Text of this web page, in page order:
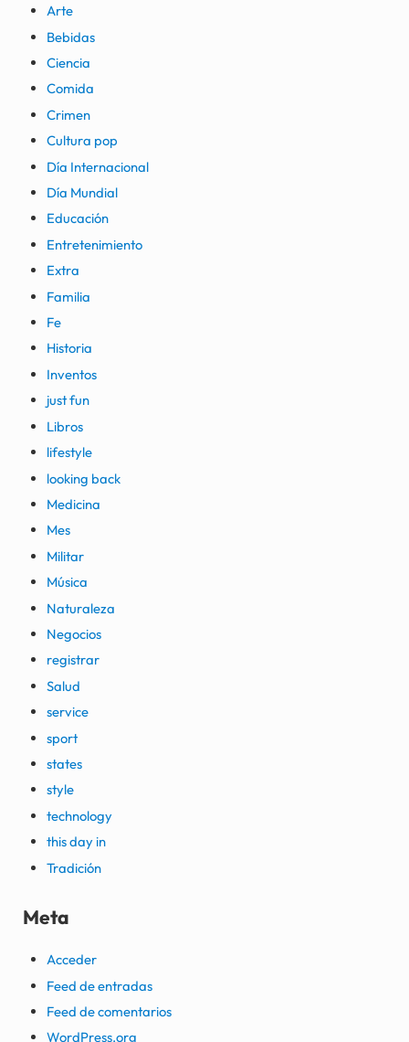
Arte
Bebidas
Ciencia
Comida
Crimen
Cultura pop
Día Internacional
Día Mundial
Educación
Entretenimiento
Extra
Familia
Fe
Historia
Inventos
just fun
Libros
lifestyle
looking back
Medicina
Mes
Militar
Música
Naturaleza
Negocios
registrar
Salud
service
sport
states
style
technology
this day in
Tradición
Meta
Acceder
Feed de entradas
Feed de comentarios
WordPress.org